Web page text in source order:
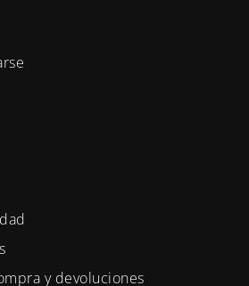
y devoluciones